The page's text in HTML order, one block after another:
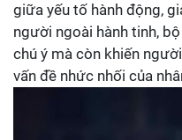
giữa yếu tố hành động,
người ngoài hành tinh,
chú ý mà còn khiến
vấn đề nhức nhối của